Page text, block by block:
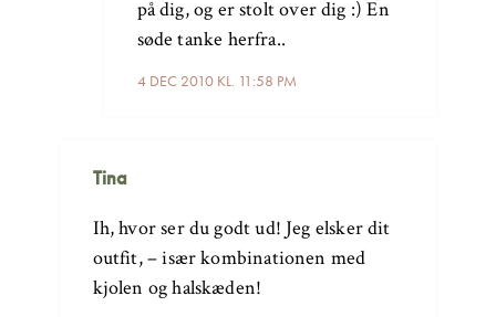
4 DEC 2010 KL. 11:58 PM
på dig, og er stolt over dig :) En
søde tanke herfra..
Tina
Ih, hvor ser du godt ud! Jeg elsker dit
outfit, – især kombinationen med
kjolen og halskæden!